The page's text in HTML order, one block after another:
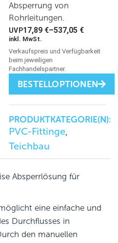
Absperrung von
Rohrleitungen.
17,89 €–537,05 €
inkl. MwSt.
BESTELLOPTIONEN
PRODUKTKATEGORIE(N):
PVC-Fittinge,
Teichbau
Absperrlösung für
eine einfache und
Durchflusses in
den manuellen